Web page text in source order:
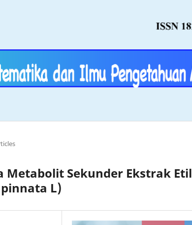
Metabolit Sekunder Ekstrak Etil
L)